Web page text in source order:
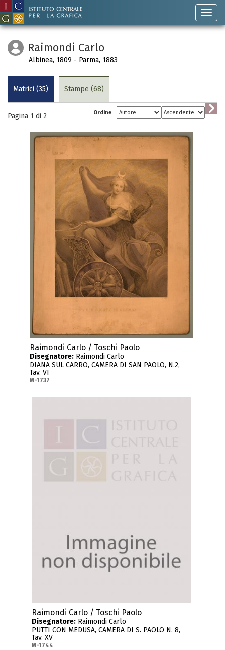
Raimondi Carlo
Albinea, 1809 - Parma, 1883
Matrici (35) Stampe (68)
Pagina 1 di 2 Ordine
Raimondi Carlo / Toschi Paolo
Disegnatore: Raimondi Carlo
DIANA SUL CARRO, CAMERA DI SAN PAOLO, N.2,
Tav. VI
M-1737
Raimondi Carlo / Toschi Paolo
Disegnatore: Raimondi Carlo
PUTTI CON MEDUSA, CAMERA DI S. PAOLO N. 8,
Tav. XV
M-1744